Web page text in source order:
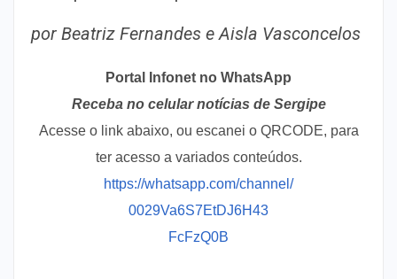
por Beatriz Fernandes e Aisla Vasconcelos
Portal Infonet no WhatsApp
Receba no celular notícias de Sergipe
Acesse o link abaixo, ou escanei o QRCODE, para
ter acesso a variados conteúdos.
https://whatsapp.com/channel/
0029Va6S7EtDJ6H43
FcFzQ0B